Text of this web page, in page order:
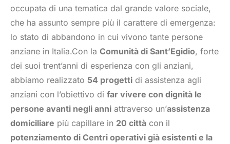
occupata di una tematica dal grande valore sociale,
che ha assunto sempre più il carattere di emergenza:
lo stato di abbandono in cui vivono tante persone
anziane in Italia.Con la Comunità di Sant’Egidio, forte
dei suoi trent’anni di esperienza con gli anziani,
abbiamo realizzato 54 progetti di assistenza agli
anziani con l’obiettivo di far vivere con dignità le
persone avanti negli anni attraverso un’assistenza
domiciliare più capillare in 20 città con il
potenziamento di Centri operativi già esistenti e la